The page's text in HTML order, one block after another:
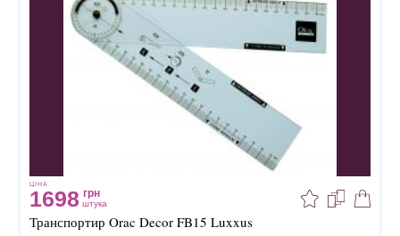
ЦІНА
1698 грн
штука
Транспортир Orac Decor FB15 Luxxus